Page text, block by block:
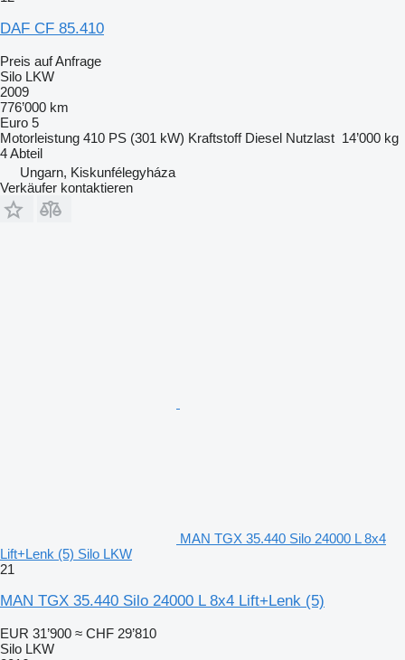
DAF CF 85.410
Preis auf Anfrage
Silo LKW
2009
776’000 km
Euro 5
Motorleistung 410 PS (301 kW) Kraftstoff Diesel Nutzlast 14’000 kg
4 Abteil
Ungarn, Kiskunfélegyháza
Verkäufer kontaktieren
MAN TGX 35.440 Silo 24000 L 8x4
Lift+Lenk (5) Silo LKW
21
MAN TGX 35.440 Silo 24000 L 8x4 Lift+Lenk (5)
EUR 31’900 ≈ CHF 29’810
Silo LKW